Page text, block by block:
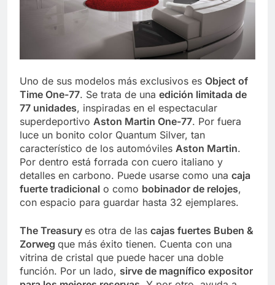
Uno de sus modelos más exclusivos es Object of
Time One-77. Se trata de una edición limitada de
77 unidades, inspiradas en el espectacular
superdeportivo Aston Martin One-77. Por fuera
luce un bonito color Quantum Silver, tan
característico de los automóviles Aston Martin.
Por dentro está forrada con cuero italiano y
detalles en carbono. Puede usarse como una caja
fuerte tradicional o como bobinador de relojes,
con espacio para guardar hasta 32 ejemplares.
The Treasury es otra de las cajas fuertes Buben &
Zorweg que más éxito tienen. Cuenta con una
vitrina de cristal que puede hacer una doble
función. Por un lado, sirve de magnífico expositor